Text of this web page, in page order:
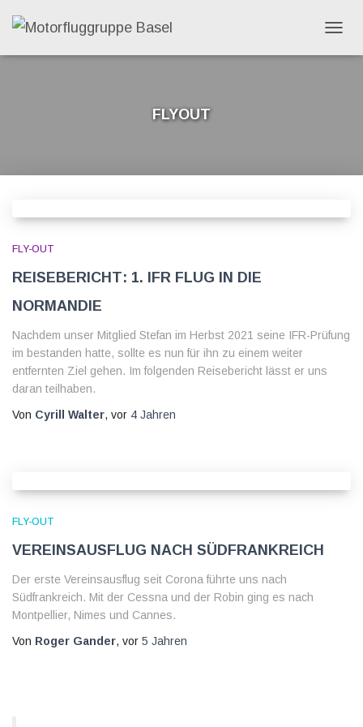
flyout
FLY-OUT
Reisebericht: 1. IFR Flug in die
Normandie
Nachdem unser Mitglied Stefan im Herbst 2021 seine IFR-Prüfung
im bestanden hatte, sollte es nun für ihn zu einem weiter
entfernten Ziel gehen. Im folgenden Reisebericht lässt er uns
daran teilhaben.
Von Cyrill Walter, vor 4 Jahren
FLY-OUT
Vereinsausflug nach Südfrankreich
Der erste Vereinsausflug seit Corona führte uns nach
Südfrankreich. Mit der Cessna und der Robin ging es nach
Montpellier, Nimes und Cannes.
Von Roger Gander, vor 5 Jahren